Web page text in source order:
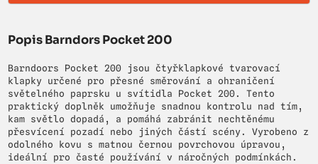
Popis Barndors Pocket 200
Barndoors Pocket 200 jsou čtyřklapkové tvarovací
klapky určené pro přesné směrování a ohraničení
světelného paprsku u svítidla Pocket 200. Tento
praktický doplněk umožňuje snadnou kontrolu nad tím,
kam světlo dopadá, a pomáhá zabránit nechtěnému
přesvícení pozadí nebo jiných částí scény. Vyrobeno z
odolného kovu s matnou černou povrchovou úpravou,
ideální pro časté používání v náročných podmínkách.